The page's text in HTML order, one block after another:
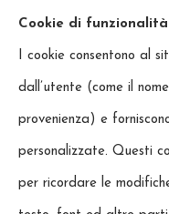
Cookie di funzionalità
I cookie consentono al
dall’utente (come il
provenienza) e
personalizzate. Questi
per ricordare le